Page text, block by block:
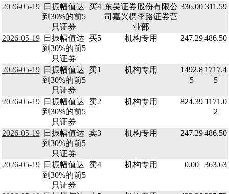
2026-05-19
日振幅值达
到30%的前5
只证券
买4 东吴证券股份有限公
司嘉兴槜李路证券营
业部
336.00 311.59
2026-05-19
日振幅值达
到30%的前5
只证券
买5 机构专用 247.29486.50
2026-05-19
日振幅值达
到30%的前5
只证券
卖1 机构专用
1492.8
5
1717.4
5
2026-05-19
日振幅值达
到30%的前5
只证券
卖2 机构专用 824.39 1171.0
2
2026-05-19
日振幅值达
到30%的前5
只证券
卖3 机构专用 247.29486.50
2026-05-19
日振幅值达
到30%的前5
只证券
卖4 机构专用 0.00 363.63